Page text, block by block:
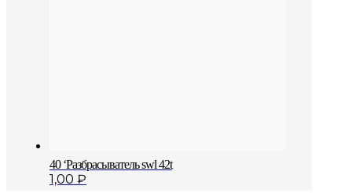
40 ‘Разбрасыватель swl 42t
1,00 ₽